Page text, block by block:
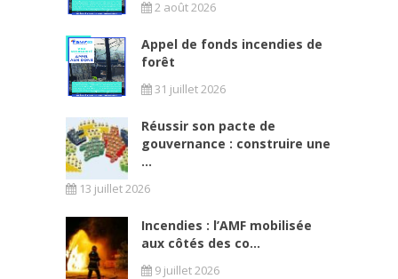
2 août 2026
Appel de fonds incendies de
forêt
31 juillet 2026
Réussir son pacte de
gouvernance : construire une
...
13 juillet 2026
Incendies : l’AMF mobilisée
aux côtés des co...
9 juillet 2026